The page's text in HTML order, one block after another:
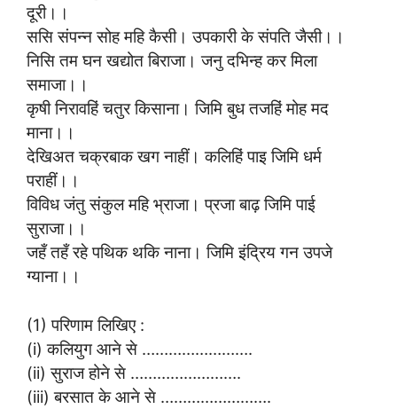
दूरी।।
ससि संपन्न सोह महि कैसी। उपकारी के संपति जैसी।।
निसि तम घन खद्योत बिराजा। जनु दभिन्ह कर मिला
समाजा।।
कृषी निरावहिं चतुर किसाना। जिमि बुध तजहिं मोह मद
माना।।
देखिअत चक्रबाक खग नाहीं। कलिहिं पाइ जिमि धर्म
पराहीं।।
विविध जंतु संकुल महि भ्राजा। प्रजा बाढ़ जिमि पाई
सुराजा।।
जहँ तहँ रहे पथिक थकि नाना। जिमि इंद्रिय गन उपजे
ग्याना।।
(1) परिणाम लिखिए :
(i) कलियुग आने से …………………….
(ii) सुराज होने से …………………….
(iii) बरसात के आने से …………………….